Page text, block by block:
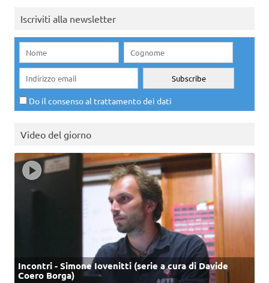
Iscriviti alla newsletter
Do il consenso al trattamento dei dati
Video del giorno
Incontri - Simone Iovenitti (serie a cura di Davide
Coero Borga)